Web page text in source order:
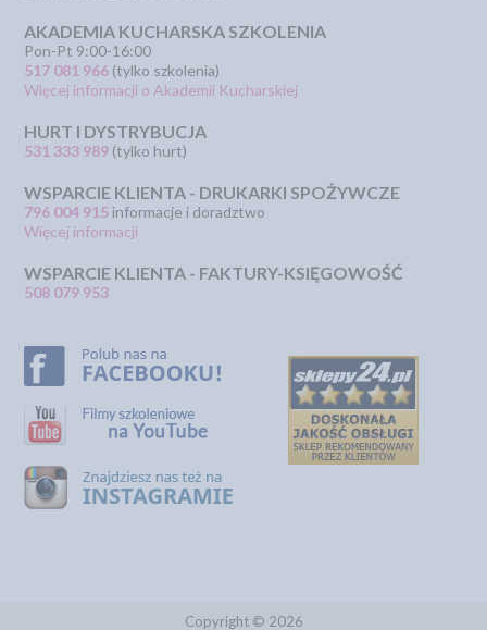
AKADEMIA KUCHARSKA SZKOLENIA
Pon-Pt 9:00-16:00
517 081 966 (tylko szkolenia)
Więcej informacji o Akademii Kucharskiej
HURT I DYSTRYBUCJA
531 333 989 (tylko hurt)
WSPARCIE KLIENTA - DRUKARKI SPOŻYWCZE
796 004 915 informacje i doradztwo
Więcej informacji
WSPARCIE KLIENTA - FAKTURY-KSIĘGOWOŚĆ
508 079 953
Copyright © 2026